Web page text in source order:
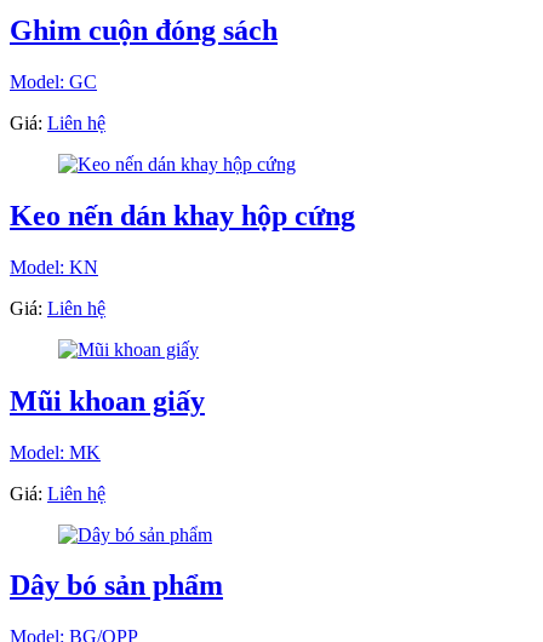
Ghim cuộn đóng sách
Model: GC
Giá: Liên hệ
Keo nến dán khay hộp cứng
Model: KN
Giá: Liên hệ
Mũi khoan giấy
Model: MK
Giá: Liên hệ
Dây bó sản phẩm
Model: BG/OPP